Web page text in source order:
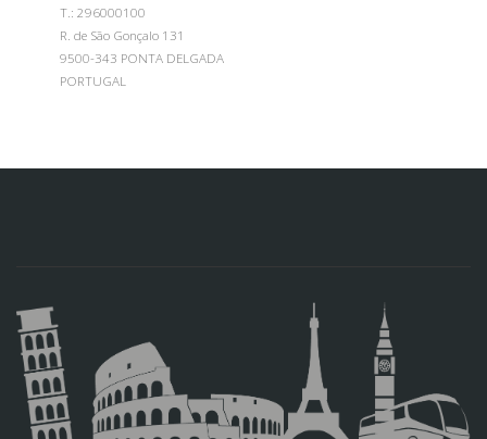
Т.: 296000100
R. de São Gonçalo 131
9500-343 PONTA DELGADA
PORTUGAL